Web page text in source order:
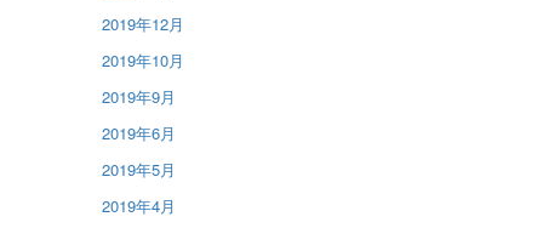
2019年12月
2019年10月
2019年9月
2019年6月
2019年5月
2019年4月